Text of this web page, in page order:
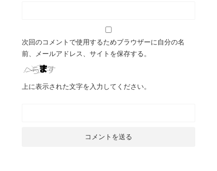
次回のコメントで使用するためブラウザーに自分の名
前、メールアドレス、サイトを保存する。
上に表示された文字を入力してください。